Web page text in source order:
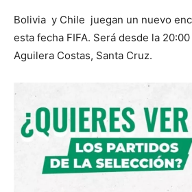
Bolivia y Chile juegan un nuevo
esta fecha FIFA. Será desde la
Aguilera Costas, Santa Cruz.